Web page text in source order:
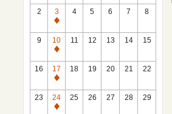
2
3
休
館
日
4 5 6 7 8
9
10
休
館
日
11 12 13 14 15
16
17
休
館
日
18 19 20 21 22
23
24
休
25 26 27 28 29